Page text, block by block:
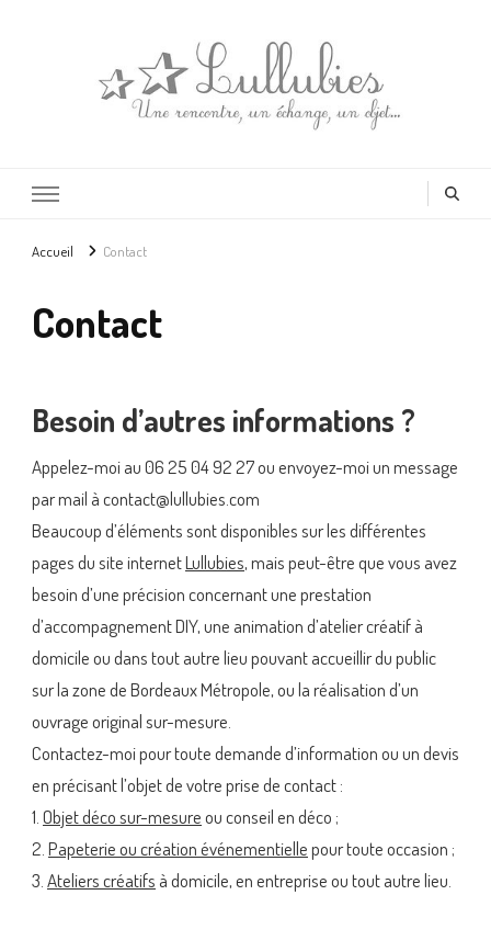
Accueil Contact
Contact
Besoin d’autres informations ?
Appelez-moi au 06 25 04 92 27 ou envoyez-moi un message
par mail à contact@lullubies.com
Beaucoup d’éléments sont disponibles sur les différentes
pages du site internetLullubies, mais peut-être que vous avez
besoin d’une précision concernant une prestation
d’accompagnement DIY, une animation d’atelier créatif à
domicile ou dans tout autre lieu pouvant accueillir du public
sur la zone de Bordeaux Métropole, ou la réalisation d’un
ouvrage original sur-mesure.
Contactez-moi pour toute demande d’information ou un devis
en précisant l’objet de votre prise de contact :
1. Objet déco sur-mesureou conseil en déco ;
2. Papeterie ou création événementiellepour toute occasion ;
3. Ateliers créatifs à domicile, en entreprise ou tout autre lieu.